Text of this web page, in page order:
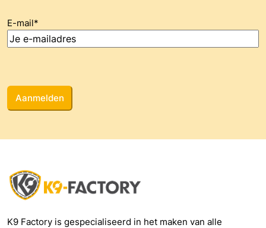
E-mail*
K9 Factory is gespecialiseerd in het maken van alle